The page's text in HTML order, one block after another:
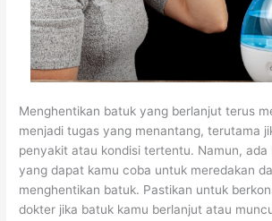
Menghentikan batuk yang berlanjut terus
menjadi tugas yang menantang, terutama
penyakit atau kondisi tertentu. Namun, ada
yang dapat kamu coba untuk meredakan
menghentikan batuk. Pastikan untuk
dokter jika batuk kamu berlanjut atau